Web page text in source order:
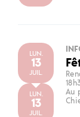
LUN.
13
JUIL.
LUN.
13
JUIL.
Au